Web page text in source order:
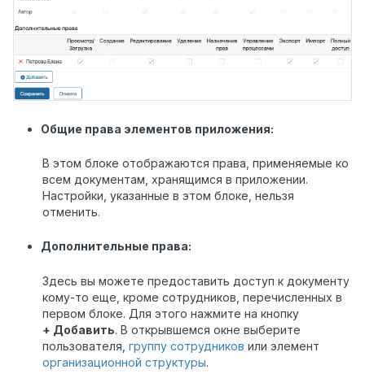
Общие права элементов приложения:
В этом блоке отображаются права, применяемые ко
всем документам, хранящимся в приложении.
Настройки, указанные в этом блоке, нельзя
отменить.
Дополнительные права:
Здесь вы можете предоставить доступ к документу
кому-то еще, кроме сотрудников, перечисленных в
первом блоке. Для этого нажмите на кнопку
+ Добавить. В открывшемся окне выберите
пользователя, группу сотрудников или элемент
организационной структуры.